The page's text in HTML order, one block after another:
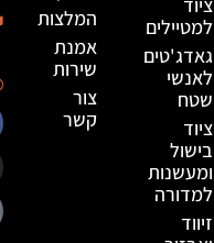
ציוד
למטיילים
גאדג'טים
לאנשי
שטח
ציוד
בישול
ומעשנות
למדורה
זיווד
המלצות
אמנת
שירות
צור
קשר